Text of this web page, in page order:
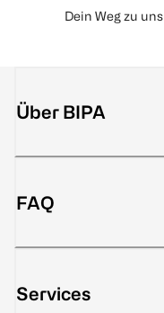
Dein Weg zu uns
Über BIPA
FAQ
Services